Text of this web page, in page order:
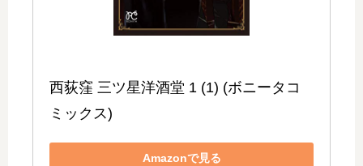
西荻窪 三ツ星洋酒堂 1 (1) (ボニータコ
ミックス)
Amazonで見る